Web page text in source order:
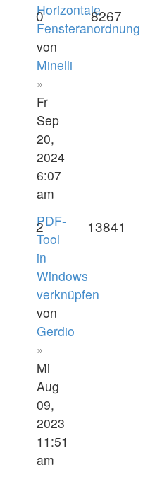
Horizontale
Fensteranordnung
von
Minelli
»
Fr
Sep
20,
2024
6:07
am
0 8267
PDF-
Tool
in
Windows
verknüpfen
von
Gerdio
»
Mi
Aug
09,
2023
11:51
am
2 13841